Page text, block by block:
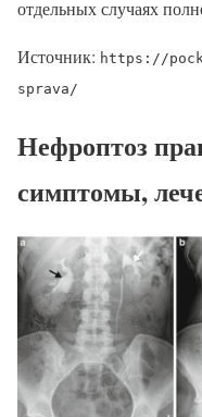
отдельных случаях
Источник: https://
sprava/
Нефроптоз
симптомы,